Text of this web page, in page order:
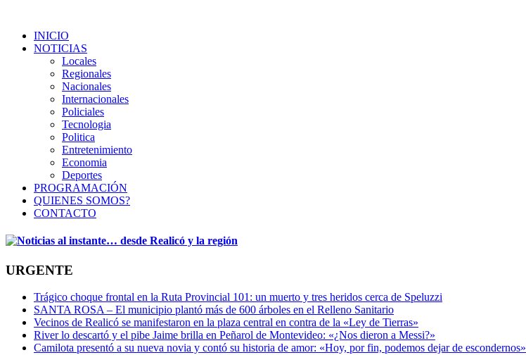
INICIO
NOTICIAS
Locales
Regionales
Nacionales
Internacionales
Policiales
Tecnologia
Politica
Entretenimiento
Economia
Deportes
PROGRAMACIÓN
QUIENES SOMOS?
CONTACTO
URGENTE
Trágico choque frontal en la Ruta Provincial 101: un muerto y tres heridos cerca de Speluzzi
SANTA ROSA – El municipio plantó más de 600 árboles en el Relleno Sanitario
Vecinos de Realicó se manifestaron en la plaza central en contra de la «Ley de Tierras»
River lo descartó y el pibe Jaime brilla en Peñarol de Montevideo: «¿Nos dieron a Messi?»
Camilota presentó a su nueva novia y contó su historia de amor: «Hoy, por fin, podemos dejar de escondernos»